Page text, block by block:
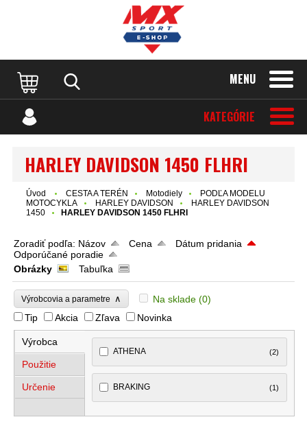
MENU
KATEGÓRIE
HARLEY DAVIDSON 1450 FLHRI
Úvod CESTA A TERÉN Motodiely
PODĽA MODELU
MOTOCYKLA
HARLEY DAVIDSON
HARLEY DAVIDSON
1450
HARLEY DAVIDSON 1450 FLHRI
Zoradiť podľa: Názov Cena
Dátum pridania
Odporúčané poradie
Obrázky
Tabuľka
Výrobcovia a parametre ∧ Na sklade (0)
Tip
Akcia Zľava Novinka
Výrobca
Použitie
Určenie
ATHENA (2)
BRAKING (1)